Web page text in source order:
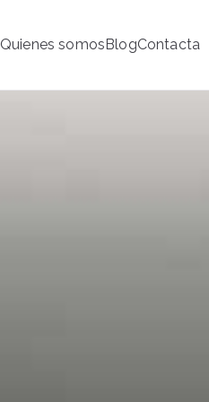
Quienes somosBlogContacta